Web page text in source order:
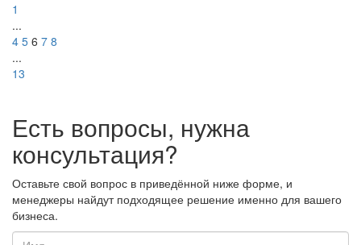
1
...
4 5 6 7 8
...
13
Есть вопросы, нужна
консультация?
Оставьте свой вопрос в приведённой ниже форме, и
менеджеры найдут подходящее решение именно для вашего
бизнеса.